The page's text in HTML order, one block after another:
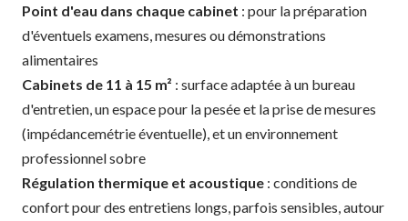
Point d'eau dans chaque cabinet : pour la préparation
d'éventuels examens, mesures ou démonstrations
alimentaires
Cabinets de 11 à 15 m² : surface adaptée à un bureau
d'entretien, un espace pour la pesée et la prise de mesures
(impédancemétrie éventuelle), et un environnement
professionnel sobre
Régulation thermique et acoustique : conditions de
confort pour des entretiens longs, parfois sensibles, autour